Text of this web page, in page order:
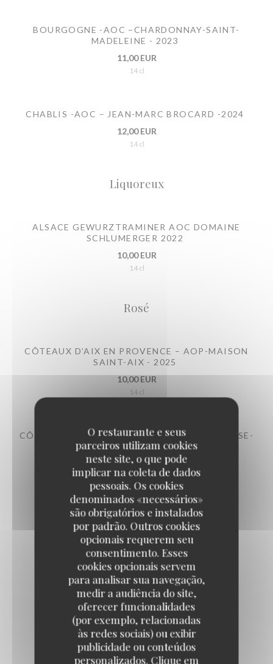
O restaurante e seus
parceiros utilizam cookies
neste site, o que pode
implicar na coleta de dados
pessoais. Os cookies
denominados «necessários»
são obrigatórios e instalados
por padrão. Outros cookies
opcionais requerem seu
consentimento. Esses
cookies opcionais servem
para analisar sua navegação,
medir a audiência do site,
oferecer funcionalidades
(por exemplo, relacionadas
às redes sociais) ou exibir
publicidade ou conteúdos
personalizados. Clique em
BOURGOGNE -AOC –CHARDONNAY-SAINT-
MADELEINE - 2023
11,00 EUR
14 cl
CHABLIS -AOC – JEAN-MARC BROCARD -2024
12,00 EUR
14 cl
Liquoreux
ALSACE GEWURZTRAMINER AOC DOMAINE
SCHLUMERGER 2022
10,00 EUR
14 cl
Rosé
CÔTEAUX D’AIX EN PROVENCE – AOP-MAISON
SAINT-AIX - 2025
10,00 EUR
14 cl
CÔTES DE PROVENCE -AOP –LAMPE DE MÉDUSE-
CHÂTEAU SAINTE ROSELINE 2024
12,00 EUR
14 cl
Les rouges
CÔTES-DU-RHÔNE MAISON DELAS 2022
7,00 EUR
14 cl
LANGUEDOC DOMAINE DE L'OSTAL 2022
8,00 EUR